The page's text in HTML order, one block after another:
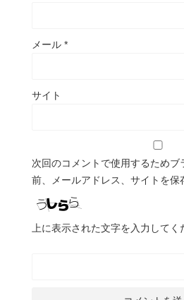
メール *
サイト
次回のコメントで使用するためブ
前、メールアドレス、サイトを保
上に表示された文字を入力してく